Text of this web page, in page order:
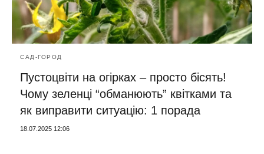
САД-ГОРОД
Пустоцвіти на огірках – просто бісять!
Чому зеленці “обманюють” квітками та
як виправити ситуацію: 1 порада
18.07.2025 12:06